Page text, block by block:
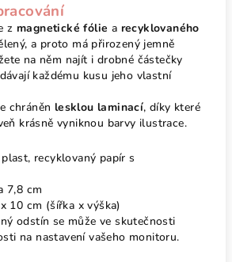
z magnetické fólie a recyklovaného
a proto má přirozený jemně
na něm najít i drobné částečky
každému kusu jeho vlastní
chráněn lesklou laminací, díky které
krásně vyniknou barvy ilustrace.
recyklovaný papír s
7,8 cm
10 cm (šířka x výška)
odstín se může ve skutečnosti
na nastavení vašeho monitoru.